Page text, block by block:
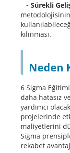
- Sürekli
kılınması.
Neden
6 Sigma
daha hatasız
yardımcı
projelerinde
maliyetlerini
Sigma
rekabet